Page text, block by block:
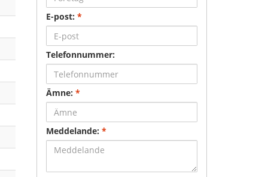
E-post: *
Telefonnummer:
Ämne: *
Meddelande: *